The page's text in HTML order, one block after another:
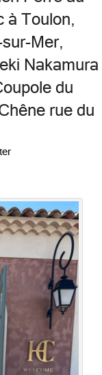
à Toulon,
Mer,
Nakamura
du
rue du